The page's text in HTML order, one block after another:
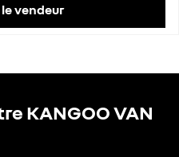
vendeur
KANGOO VAN